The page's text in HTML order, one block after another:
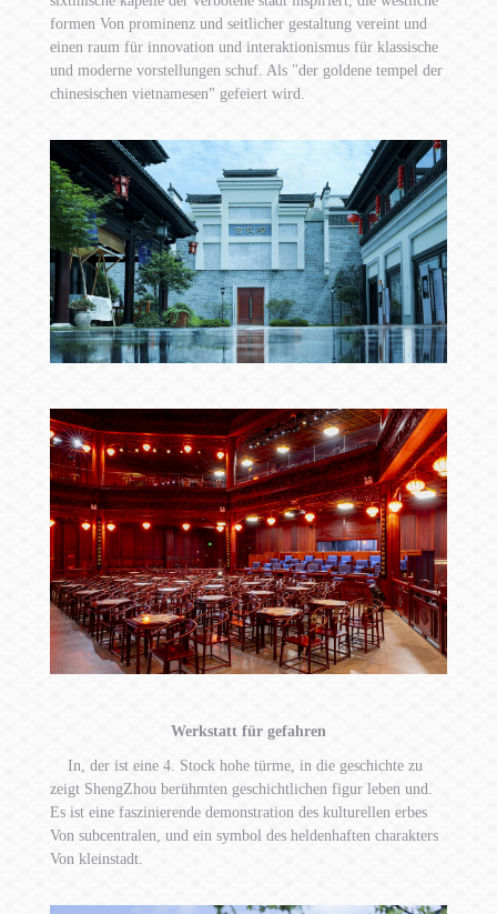
formen Von prominenz und seitlicher gestaltung vereint und
einen raum für innovation und interaktionismus für klassische
und moderne vorstellungen schuf. Als "der goldene tempel der
chinesischen vietnamesen" gefeiert wird.
Werkstatt für gefahren
In, der ist eine 4. Stock hohe türme, in die geschichte zu
zeigt ShengZhou berühmten geschichtlichen figur leben und.
Es ist eine faszinierende demonstration des kulturellen erbes
Von subcentralen, und ein symbol des heldenhaften charakters
Von kleinstadt.